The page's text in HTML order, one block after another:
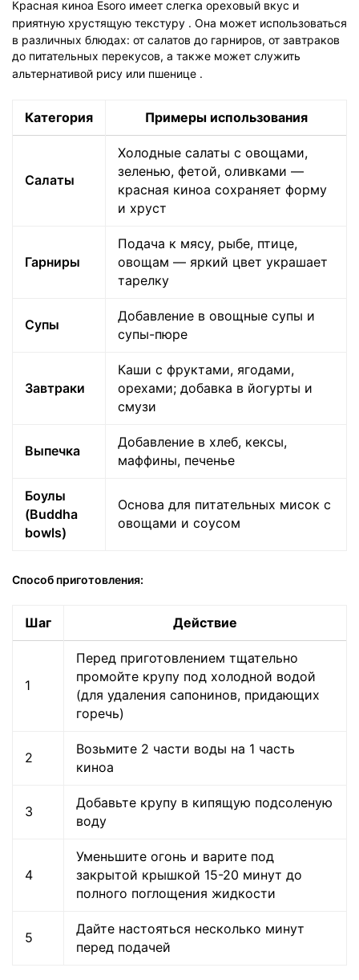
Красная киноа Esoro имеет слегка ореховый вкус и
приятную хрустящую текстуру . Она может использоваться
в различных блюдах: от салатов до гарниров, от завтраков
до питательных перекусов, а также может служить
альтернативой рису или пшенице .
Категория Примеры использования
Салаты
Холодные салаты с овощами,
зеленью, фетой, оливками —
красная киноа сохраняет форму
и хруст
Гарниры
Подача к мясу, рыбе, птице,
овощам — яркий цвет украшает
тарелку
Супы
Добавление в овощные супы и
супы-пюре
Завтраки
Каши с фруктами, ягодами,
орехами; добавка в йогурты и
смузи
Выпечка
Добавление в хлеб, кексы,
маффины, печенье
Боулы
(Buddha
bowls)
Основа для питательных мисок с
овощами и соусом
Способ приготовления:
Шаг Действие
1
Перед приготовлением тщательно
промойте крупу под холодной водой
(для удаления сапонинов, придающих
горечь)
2
Возьмите 2 части воды на 1 часть
киноа
3
Добавьте крупу в кипящую подсоленую
воду
4
Уменьшите огонь и варите под
закрытой крышкой 15-20 минут до
полного поглощения жидкости
5
Дайте настояться несколько минут
перед подачей